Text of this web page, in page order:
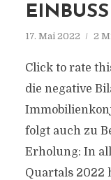
17. Mai 2022 2
Click to rate
die negative
folgt auch zu
Erholung: In
Quartals 2022